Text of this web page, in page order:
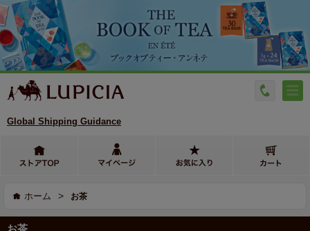
Global Shipping Guidance
ホーム > お茶